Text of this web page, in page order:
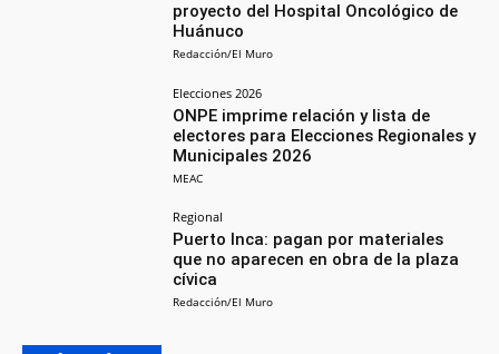
proyecto del Hospital Oncológico de
Huánuco
Redacción/El Muro
Elecciones 2026
ONPE imprime relación y lista de
electores para Elecciones Regionales y
Municipales 2026
MEAC
Regional
Puerto Inca: pagan por materiales
que no aparecen en obra de la plaza
cívica
Redacción/El Muro